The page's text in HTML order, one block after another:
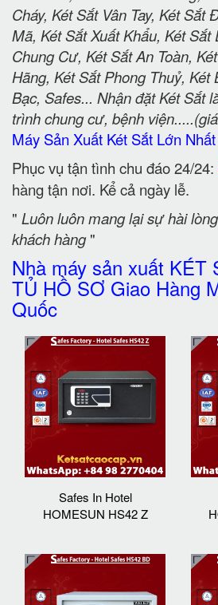
Cháy, Két Sắt Vân Tay, Két Sắt
Mã, Két Sắt Xuất Khẩu, Két Sắt
Chung Cư, Két Sắt An Toàn,
Hãng, Két Sắt Phong Thuỷ, Két
Bạc, Safes... Nhận đặt Két Sắt
trình chung cư, bệnh
Máy Sản Xuất Két Sắt Lớn
Phục vụ tận tình chu đáo 24/24:
hàng tận nơi. Kể cả ngày lễ.
" Luôn luôn mang lại sự hài
khách hàng"
Nhà máy sản xuất KÉT
TỦ HỒ SƠ Giao Hàng
Quốc
Safes In Hotel
HOMESUN HS42 Z